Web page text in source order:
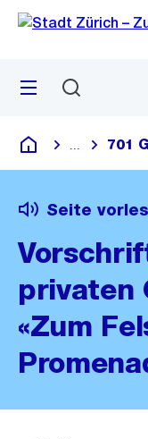
Navigation
Sprunglink
Menü
Deutsch
Blende alle
701
Seite
privaten
«Zum